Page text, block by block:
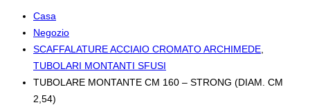
Casa
Negozio
SCAFFALATURE ACCIAIO CROMATO ARCHIMEDE
TUBOLARI MONTANTI SFUSI
TUBOLARE MONTANTE CM 160 – STRONG (DIAM. CM
2,54)